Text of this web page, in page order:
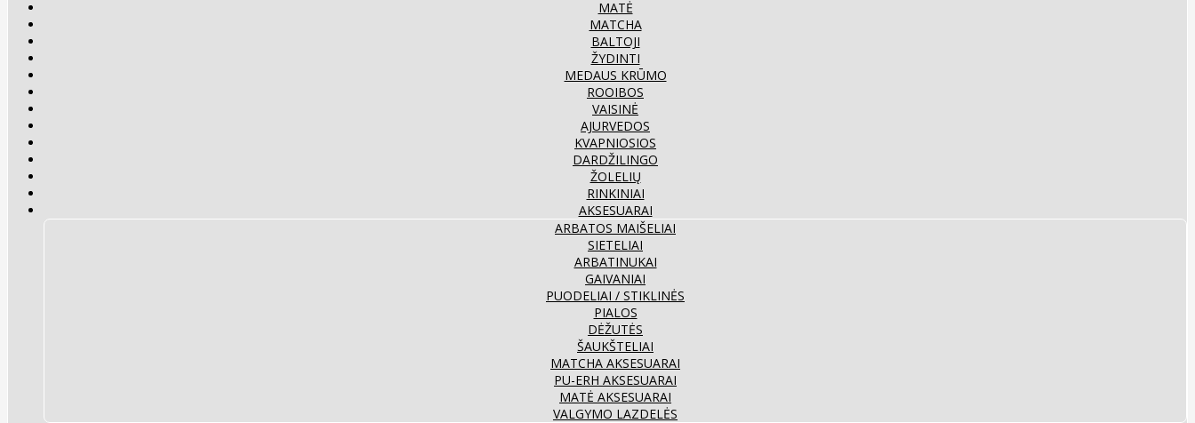
MATĖ
MATCHA
BALTOJI
ŽYDINTI
MEDAUS KRŪMO
ROOIBOS
VAISINĖ
AJURVEDOS
KVAPNIOSIOS
DARDŽILINGO
ŽOLELIŲ
RINKINIAI
AKSESUARAI
ARBATOS MAIŠELIAI
SIETELIAI
ARBATINUKAI
GAIVANIAI
PUODELIAI / STIKLINĖS
PIALOS
DĖŽUTĖS
ŠAUKŠTELIAI
MATCHA AKSESUARAI
PU-ERH AKSESUARAI
MATĖ AKSESUARAI
VALGYMO LAZDELĖS